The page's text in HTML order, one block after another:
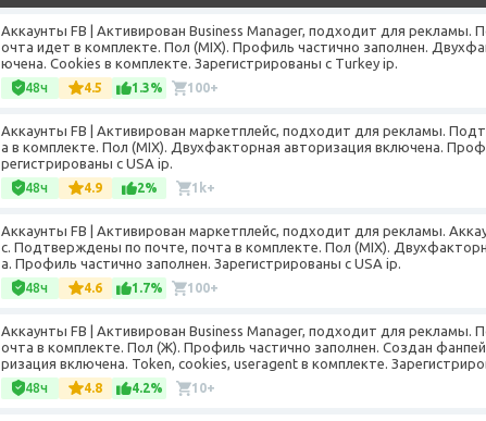
Аккаунты FB | Активирован Business Manager, подходит для рекламы.
очта идет в комплекте. Пол (MIX). Профиль частично заполнен.
ючена. Cookies в комплекте. Зарегистрированы с Turkey ip.
48ч 4.5 1.3% 100+
Аккаунты FB | Активирован маркетплейс, подходит для рекламы.
а в комплекте. Пол (MIX). Двухфакторная авторизация включена.
регистрированы с USA ip.
48ч 4.9 2% 1k+
Аккаунты FB | Активирован маркетплейс, подходит для рекламы.
с. Подтверждены по почте, почта в комплекте. Пол (MIX).
а. Профиль частично заполнен. Зарегистрированы с USA ip.
48ч 4.6 1.7% 100+
Аккаунты FB | Активирован Business Manager, подходит для рекламы.
очта в комплекте. Пол (Ж). Профиль частично заполнен. Создан
ризация включена. Token, cookies, useragent в комплекте.
48ч 4.8 4.2% 10+